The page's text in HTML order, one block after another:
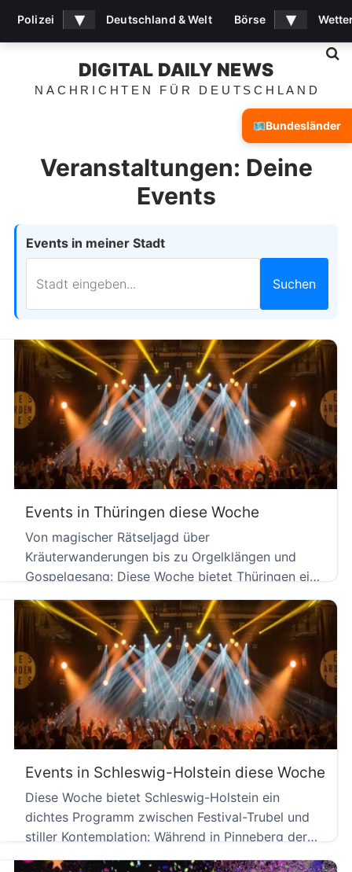
DIGITAL DAILY NEWS
NACHRICHTEN FÜR DEUTSCHLAND
Veranstaltungen: Deine
Events
Events in meiner Stadt
Suchen
Events in Thüringen diese Woche
Von magischer Rätseljagd über
Kräuterwanderungen bis zu Orgelklängen und
Gospelgesang: Diese Woche bietet Thüringen ein
breites Programm für […]
Events in Schleswig-Holstein diese Woche
Diese Woche bietet Schleswig-Holstein ein
dichtes Programm zwischen Festival-Trubel und
stiller Kontemplation: Während in Pinneberg der
Jazz die […]
Polizei ▾ Deutschland & Welt Börse ▾
Bundesländer